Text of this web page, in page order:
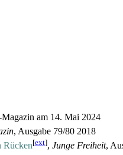
am 14. Mai 2024
, Ausgabe 79/80 2018
Rücken[ext], Junge Freiheit,